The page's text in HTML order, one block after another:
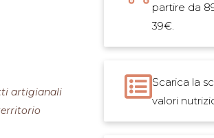
artigianali
partire da
39€.
Scarica la
valori